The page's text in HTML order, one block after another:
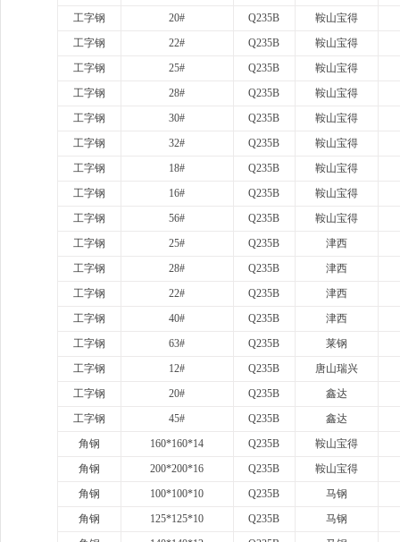
工字钢
20# Q235B
鞍山宝得
工字钢
22# Q235B
鞍山宝得
工字钢
25# Q235B
鞍山宝得
工字钢
28# Q235B
鞍山宝得
工字钢
30# Q235B
鞍山宝得
工字钢
32# Q235B
鞍山宝得
工字钢
18# Q235B
鞍山宝得
工字钢
16# Q235B
鞍山宝得
工字钢
56# Q235B
鞍山宝得
工字钢
25# Q235B
津西
工字钢
28# Q235B
津西
工字钢
22# Q235B
津西
工字钢
40# Q235B
津西
工字钢
63# Q235B
莱钢
工字钢
12# Q235B
唐山瑞兴
工字钢
20# Q235B
鑫达
工字钢
45# Q235B
鑫达
角钢
160*160*14 Q235B
鞍山宝得
角钢
200*200*16 Q235B
鞍山宝得
角钢
100*100*10 Q235B
马钢
角钢
125*125*10 Q235B
马钢